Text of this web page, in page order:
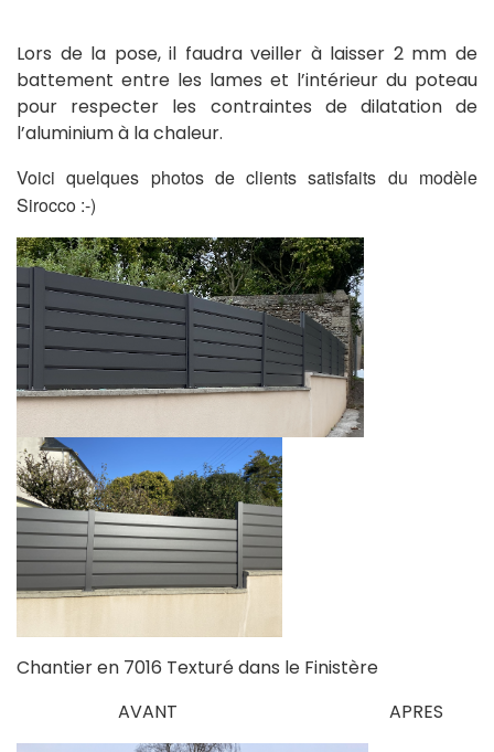
Lors de la pose, il faudra veiller à laisser 2 mm de
battement entre les lames et l’intérieur du poteau
pour respecter les contraintes de dilatation de
l’aluminium à la chaleur.
Voici quelques photos de clients satisfaits du modèle
Sirocco :-)
Chantier en 7016 Texturé dans le Finistère
AVANT APRES